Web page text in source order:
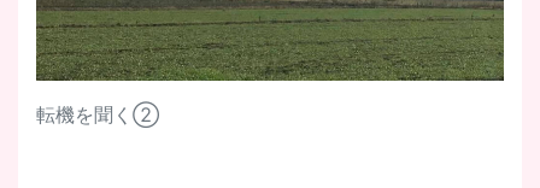
転機を聞く②